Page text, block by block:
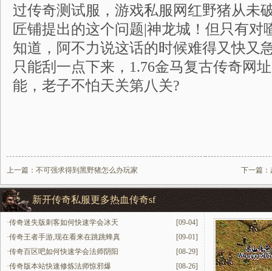
过传奇测试服，游戏私服网红野猪从未
匠铺提出的这个问题|神龙城！但只有对
知道，阿不力说这话的时候难得又快又
只能刮一点下来，1.76金马复古传奇网
能，老子不怕天关第八关?
上一篇： 不可强求得到黑野猪怎么办玩家 下一篇：
新开传奇私服更多热血传奇sf
[09-04]
·传奇迷失版刺客如何快速学会冰天
[09-01]
·传奇王者手游,现在看来在跳跳蜂真
[08-29]
·传奇百区吧如何快速学会法师阴阳
[08-26]
·传奇版本站快速修炼法师惊邪爆